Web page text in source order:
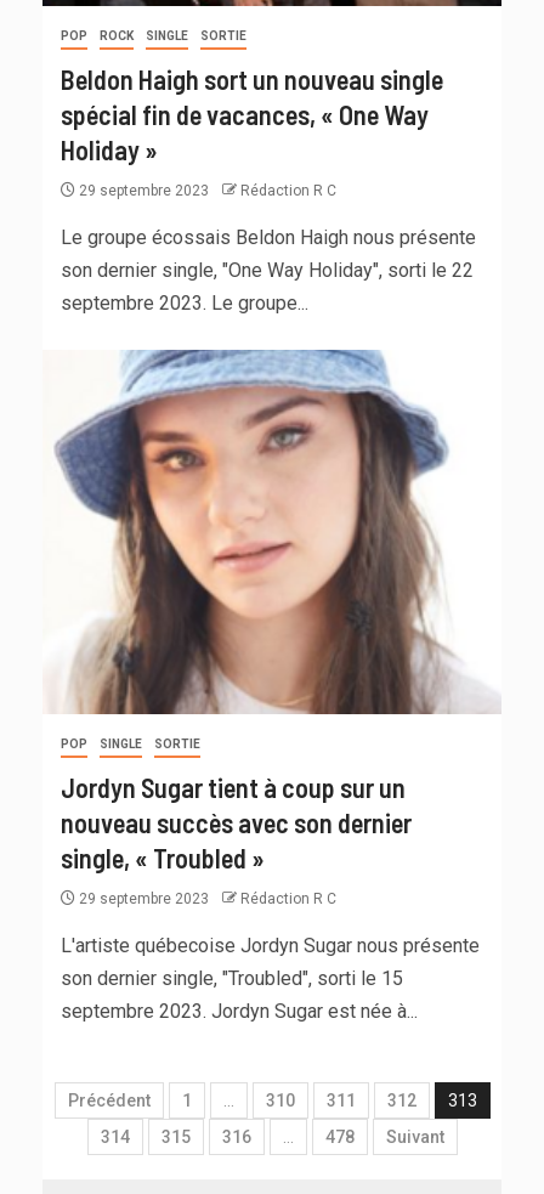
POP ROCK SINGLE SORTIE
Beldon Haigh sort un nouveau single
spécial fin de vacances, « One Way
Holiday »
29 septembre 2023 Rédaction R C
Le groupe écossais Beldon Haigh nous présente
son dernier single, "One Way Holiday", sorti le 22
septembre 2023. Le groupe...
POP SINGLE SORTIE
Jordyn Sugar tient à coup sur un
nouveau succès avec son dernier
single, « Troubled »
29 septembre 2023 Rédaction R C
L'artiste québecoise Jordyn Sugar nous présente
son dernier single, "Troubled", sorti le 15
septembre 2023. Jordyn Sugar est née à...
Précédent 1 310 311 312
313
314
315 316 478 Suivant